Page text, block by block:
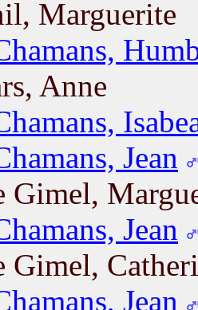
Marguerite
Anne
Jean
Gimel,
Jean
Gimel,
Jean